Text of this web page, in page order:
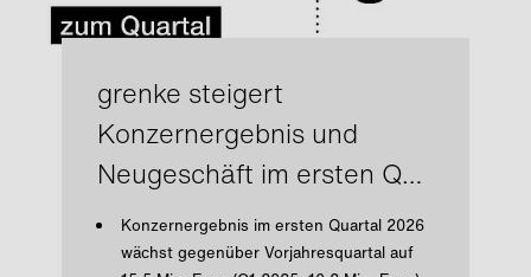
grenke steigert
Konzernergebnis und
Neugeschäft im ersten Q…
Konzernergebnis im ersten Quartal 2026
wächst gegenüber Vorjahresquartal auf